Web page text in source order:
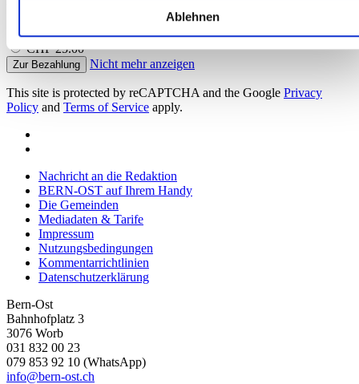
Erfahren Sie mehr darüber, wie Ihre persönlichen Daten
verarbeitet werden, und legen Sie Ihre Präferenzen im
Abschnitt Einzelheitenfest.
personalisieren, Funktionen für soziale Medien anbieten zu
können und die Zugriffe auf unsere Website zu analysieren.
Außerdem geben wir Informationen zu Ihrer Verwendung
Werbung und Analysen weiter. Unsere Partner führen diese
Informationen möglicherweise mit weiteren Daten
die Sie ihnen bereitgestellt haben oder die sie im Rahmen
Ihrer Nutzung der Dienste gesammelt haben.
Ablehnen
CHF 15.00
CHF 25.00
Zur Bezahlung Nicht mehr anzeigen
This site is protected by reCAPTCHA and the Google Privacy
Policy and Terms of Service apply.
Nachricht an die Redaktion
BERN-OST auf Ihrem Handy
Die Gemeinden
Mediadaten & Tarife
Impressum
Nutzungsbedingungen
Kommentarrichtlinien
Datenschutzerklärung
Bern-Ost
Bahnhofplatz 3
3076 Worb
031 832 00 23
079 853 92 10 (WhatsApp)
info@bern-ost.ch